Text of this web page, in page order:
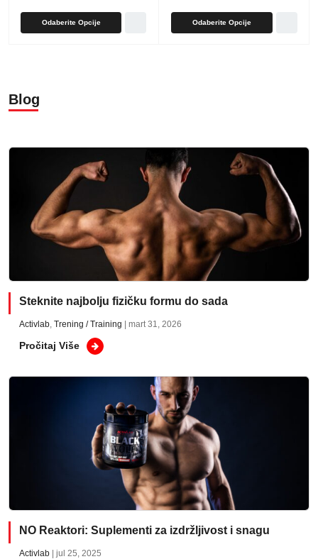
Odaberite Opcije Odaberite Opcije
Blog
Steknite najbolju fizičku formu do sada
Activlab Trening / Training | mart 31, 2026
Pročitaj Više
NO Reaktori: Suplementi za izdržljivost i snagu
Activlab | jul 25, 2025